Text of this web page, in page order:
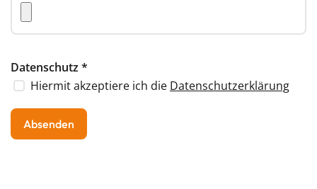
Datenschutz*
Hiermit akzeptiere ich die Datenschutzerklärung